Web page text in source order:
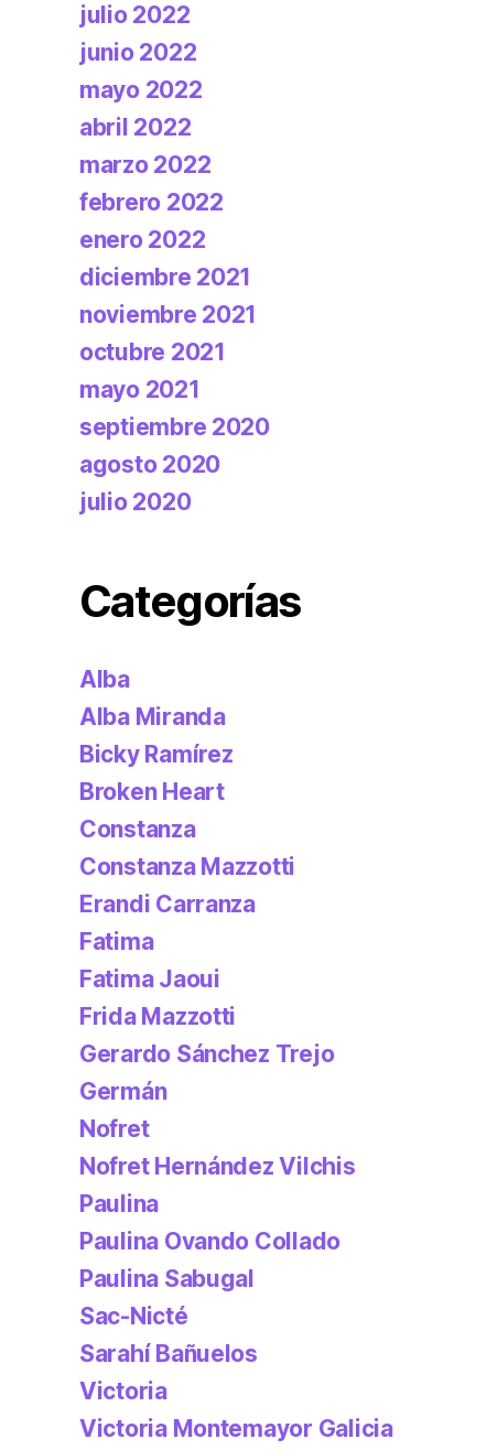
julio 2022
junio 2022
mayo 2022
abril 2022
marzo 2022
febrero 2022
enero 2022
diciembre 2021
noviembre 2021
octubre 2021
mayo 2021
septiembre 2020
agosto 2020
julio 2020
Categorías
Alba
Alba Miranda
Bicky Ramírez
Broken Heart
Constanza
Constanza Mazzotti
Erandi Carranza
Fatima
Fatima Jaoui
Frida Mazzotti
Gerardo Sánchez Trejo
Germán
Nofret
Nofret Hernández Vilchis
Paulina
Paulina Ovando Collado
Paulina Sabugal
Sac-Nicté
Sarahí Bañuelos
Victoria
Victoria Montemayor Galicia